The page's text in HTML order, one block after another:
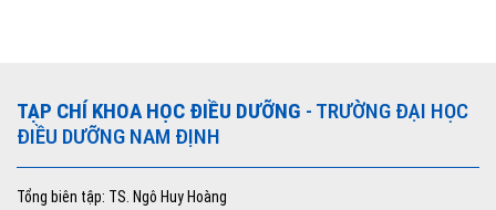
TẠP CHÍ KHOA HỌC ĐIỀU DƯỠNG - TRƯỜNG ĐẠI HỌC
ĐIỀU DƯỠNG NAM ĐỊNH
Tổng biên tập: TS. Ngô Huy Hoàng